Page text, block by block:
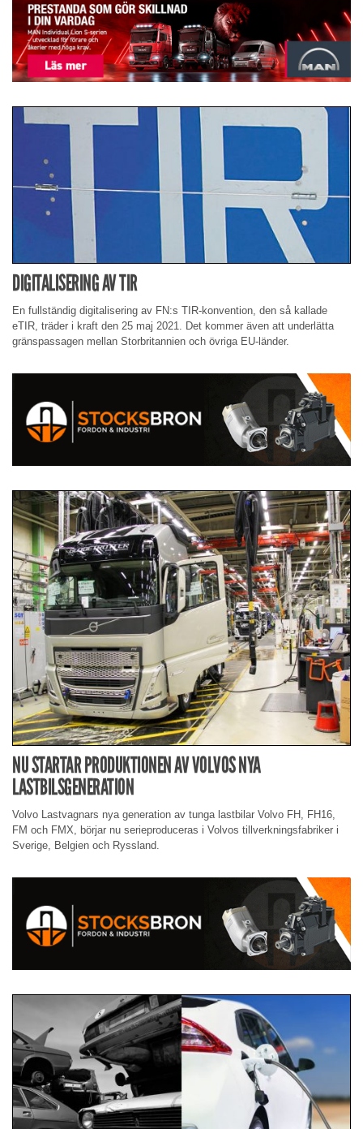
DIGITALISERING AV TIR
En fullständig digitalisering av FN:s TIR-konvention, den så kallade
eTIR, träder i kraft den 25 maj 2021. Det kommer även att underlätta
gränspassagen mellan Storbritannien och övriga EU-länder.
NU STARTAR PRODUKTIONEN AV VOLVOS NYA
LASTBILSGENERATION
Volvo Lastvagnars nya generation av tunga lastbilar Volvo FH, FH16,
FM och FMX, börjar nu serieproduceras i Volvos tillverkningsfabriker i
Sverige, Belgien och Ryssland.